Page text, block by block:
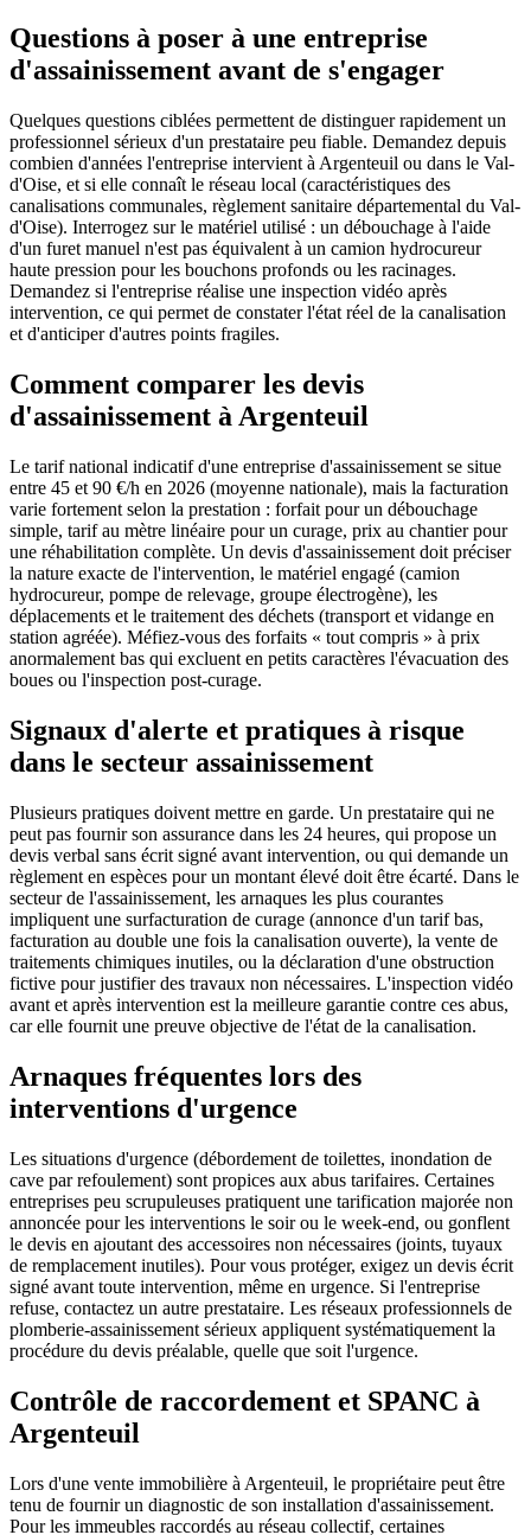
Questions à poser à une entreprise
d'assainissement avant de s'engager
Quelques questions ciblées permettent de distinguer rapidement un
professionnel sérieux d'un prestataire peu fiable. Demandez depuis
combien d'années l'entreprise intervient à Argenteuil ou dans le Val-
d'Oise, et si elle connaît le réseau local (caractéristiques des
canalisations communales, règlement sanitaire départemental du Val-
d'Oise). Interrogez sur le matériel utilisé : un débouchage à l'aide
d'un furet manuel n'est pas équivalent à un camion hydrocureur
haute pression pour les bouchons profonds ou les racinages.
Demandez si l'entreprise réalise une inspection vidéo après
intervention, ce qui permet de constater l'état réel de la canalisation
et d'anticiper d'autres points fragiles.
Comment comparer les devis
d'assainissement à Argenteuil
Le tarif national indicatif d'une entreprise d'assainissement se situe
entre 45 et 90 €/h en 2026 (moyenne nationale), mais la facturation
varie fortement selon la prestation : forfait pour un débouchage
simple, tarif au mètre linéaire pour un curage, prix au chantier pour
une réhabilitation complète. Un devis d'assainissement doit préciser
la nature exacte de l'intervention, le matériel engagé (camion
hydrocureur, pompe de relevage, groupe électrogène), les
déplacements et le traitement des déchets (transport et vidange en
station agréée). Méfiez-vous des forfaits « tout compris » à prix
anormalement bas qui excluent en petits caractères l'évacuation des
boues ou l'inspection post-curage.
Signaux d'alerte et pratiques à risque
dans le secteur assainissement
Plusieurs pratiques doivent mettre en garde. Un prestataire qui ne
peut pas fournir son assurance dans les 24 heures, qui propose un
devis verbal sans écrit signé avant intervention, ou qui demande un
règlement en espèces pour un montant élevé doit être écarté. Dans le
secteur de l'assainissement, les arnaques les plus courantes
impliquent une surfacturation de curage (annonce d'un tarif bas,
facturation au double une fois la canalisation ouverte), la vente de
traitements chimiques inutiles, ou la déclaration d'une obstruction
fictive pour justifier des travaux non nécessaires. L'inspection vidéo
avant et après intervention est la meilleure garantie contre ces abus,
car elle fournit une preuve objective de l'état de la canalisation.
Arnaques fréquentes lors des
interventions d'urgence
Les situations d'urgence (débordement de toilettes, inondation de
cave par refoulement) sont propices aux abus tarifaires. Certaines
entreprises peu scrupuleuses pratiquent une tarification majorée non
annoncée pour les interventions le soir ou le week-end, ou gonflent
le devis en ajoutant des accessoires non nécessaires (joints, tuyaux
de remplacement inutiles). Pour vous protéger, exigez un devis écrit
signé avant toute intervention, même en urgence. Si l'entreprise
refuse, contactez un autre prestataire. Les réseaux professionnels de
plomberie-assainissement sérieux appliquent systématiquement la
procédure du devis préalable, quelle que soit l'urgence.
Contrôle de raccordement et SPANC à
Argenteuil
Lors d'une vente immobilière à Argenteuil, le propriétaire peut être
tenu de fournir un diagnostic de son installation d'assainissement.
Pour les immeubles raccordés au réseau collectif, certaines